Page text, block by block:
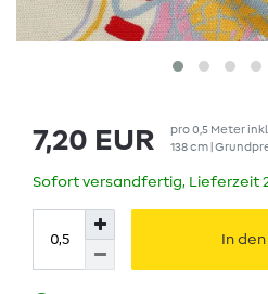
7,20 EUR pro0,5 Meter
138 cm |
Sofort versandfertig, Lieferzeit
In